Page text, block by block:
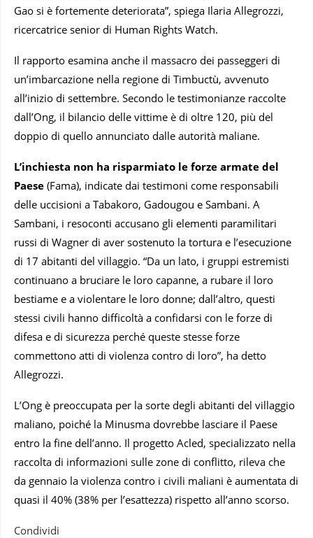
Gao si è fortemente deteriorata”, spiega Ilaria Allegrozzi,
ricercatrice senior di Human Rights Watch.
Il rapporto esamina anche il massacro dei passeggeri di
un’imbarcazione nella regione di Timbuctù, avvenuto
all’inizio di settembre. Secondo le testimonianze raccolte
dall’Ong, il bilancio delle vittime è di oltre 120, più del
doppio di quello annunciato dalle autorità maliane.
L’inchiesta non ha risparmiato le forze armate del
Paese (Fama), indicate dai testimoni come responsabili
delle uccisioni a Tabakoro, Gadougou e Sambani. A
Sambani, i resoconti accusano gli elementi paramilitari
russi di Wagner di aver sostenuto la tortura e l’esecuzione
di 17 abitanti del villaggio. “Da un lato, i gruppi estremisti
continuano a bruciare le loro capanne, a rubare il loro
bestiame e a violentare le loro donne; dall’altro, questi
stessi civili hanno difficoltà a confidarsi con le forze di
difesa e di sicurezza perché queste stesse forze
commettono atti di violenza contro di loro”, ha detto
Allegrozzi.
L’Ong è preoccupata per la sorte degli abitanti del villaggio
maliano, poiché la Minusma dovrebbe lasciare il Paese
entro la fine dell’anno. Il progetto Acled, specializzato nella
raccolta di informazioni sulle zone di conflitto, rileva che
da gennaio la violenza contro i civili maliani è aumentata di
quasi il 40% (38% per l’esattezza) rispetto all’anno scorso.
Condividi